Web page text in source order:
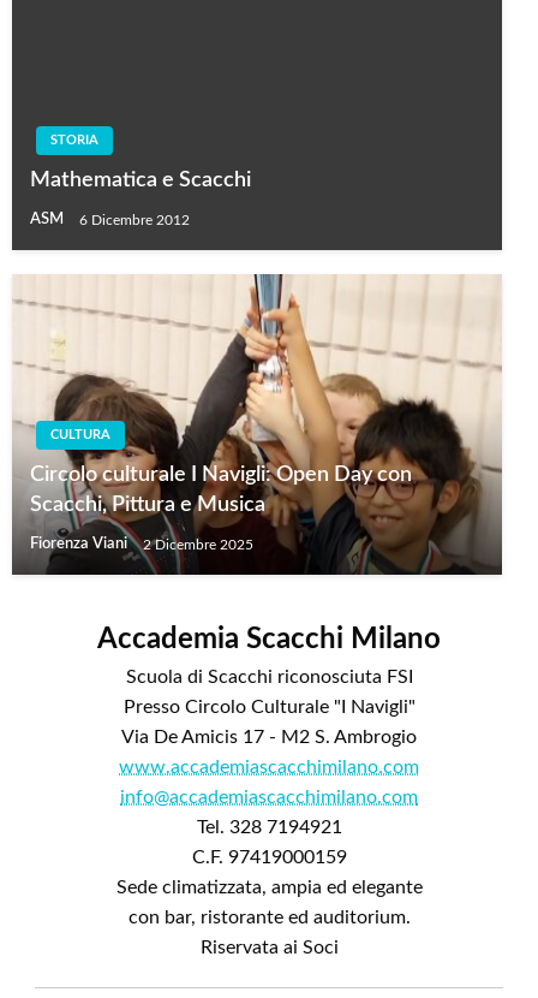
STORIA
Mathematica e Scacchi
ASM 6 Dicembre 2012
CULTURA
Circolo culturale I Navigli: Open Day con
Scacchi, Pittura e Musica
Fiorenza Viani 2 Dicembre 2025
Accademia Scacchi Milano
Scuola di Scacchi riconosciuta FSI
Presso Circolo Culturale "I Navigli"
Via De Amicis 17 - M2 S. Ambrogio
www.accademiascacchimilano.com
info@accademiascacchimilano.com
Tel. 328 7194921
C.F. 97419000159
Sede climatizzata, ampia ed elegante
con bar, ristorante ed auditorium.
Riservata ai Soci